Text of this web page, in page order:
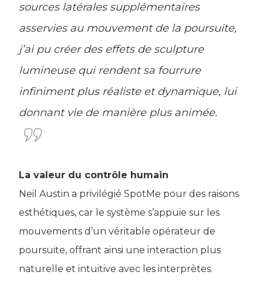
sources latérales supplémentaires
asservies au mouvement de la poursuite,
j’ai pu créer des effets de sculpture
lumineuse qui rendent sa fourrure
infiniment plus réaliste et dynamique, lui
donnant vie de manière plus animée.
La valeur du contrôle humain
Neil Austin a privilégié SpotMe pour des raisons
esthétiques, car le système s’appuie sur les
mouvements d’un véritable opérateur de
poursuite, offrant ainsi une interaction plus
naturelle et intuitive avec les interprètes.